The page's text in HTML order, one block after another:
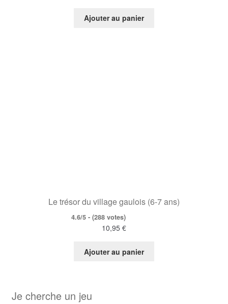
Ajouter au panier
Le trésor du village gaulois (6-7 ans)
4.6/5 - (288 votes)
10,95 €
Ajouter au panier
Je cherche un jeu